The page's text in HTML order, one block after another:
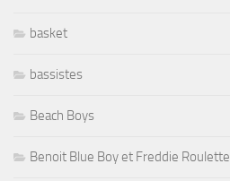
basket
bassistes
Beach Boys
Benoit Blue Boy et Freddie Roulette